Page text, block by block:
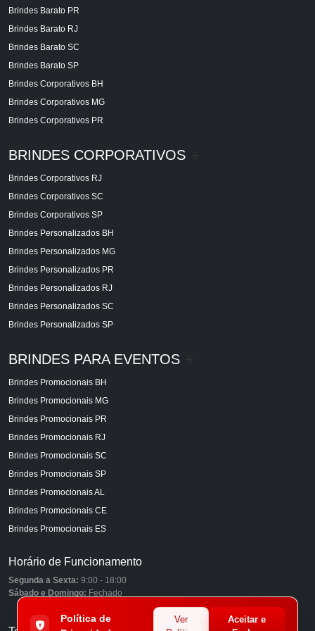
Brindes Barato PR
Brindes Barato RJ
Brindes Barato SC
Brindes Barato SP
Brindes Corporativos BH
Brindes Corporativos MG
Brindes Corporativos PR
BRINDES CORPORATIVOS
Brindes Corporativos RJ
Brindes Corporativos SC
Brindes Corporativos SP
Brindes Personalizados BH
Brindes Personalizados MG
Brindes Personalizados PR
Brindes Personalizados RJ
Brindes Personalizados SC
Brindes Personalizados SP
BRINDES PARA EVENTOS
Brindes Promocionais BH
Brindes Promocionais MG
Brindes Promocionais PR
Brindes Promocionais RJ
Brindes Promocionais SC
Brindes Promocionais SP
Brindes Promocionais AL
Brindes Promocionais CE
Brindes Promocionais ES
Horário de Funcionamento
Segunda a Sexta: 9:00 - 18:00
Sábado e Domingo: Fechado
Política de
Ver
Aceitar e